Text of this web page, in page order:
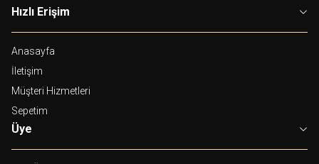
Hızlı Erişim
Anasayfa
İletişim
Müşteri Hizmetleri
Sepetim
Üye